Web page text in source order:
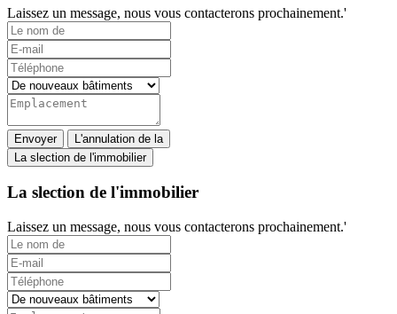
Laissez un message, nous vous contacterons prochainement.'
Envoyer
L'annulation de la
La slection de l'immobilier
La slection de l'immobilier
Laissez un message, nous vous contacterons prochainement.'